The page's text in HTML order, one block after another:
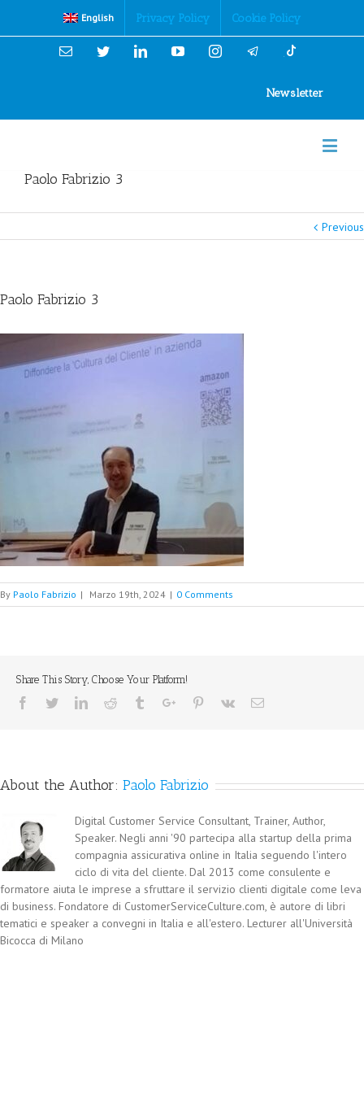
English Privacy Policy Cookie Policy
Email TwitterLinkedinYouTubeInstagram
Newsletter
Paolo Fabrizio 3
Previous
Paolo Fabrizio 3
By Paolo Fabrizio | Marzo 19th, 2024 | 0 Comments
Share This Story, Choose Your Platform!
About the Author: Paolo Fabrizio
Digital Customer Service Consultant, Trainer, Author,
Speaker. Negli anni '90 partecipa alla startup della prima
compagnia assicurativa online in Italia seguendo l'intero
ciclo di vita del cliente. Dal 2013 come consulente e
formatore aiuta le imprese a sfruttare il servizio clienti digitale come leva
di business. Fondatore di CustomerServiceCulture.com, è autore di libri
tematici e speaker a convegni in Italia e all'estero. Lecturer all'Università
Bicocca di Milano
Cookies Policy